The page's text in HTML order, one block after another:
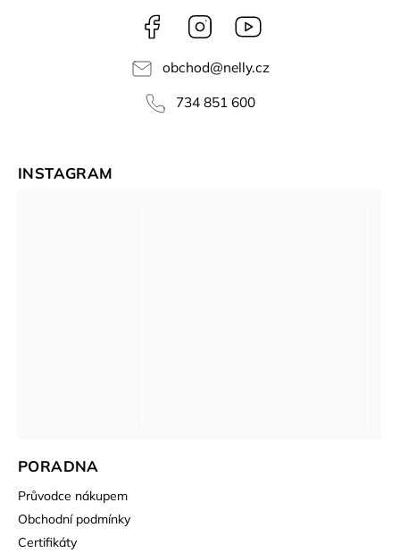
Facebook Instagram
obchod@nelly.cz
734 851 600
PORADNA
Průvodce nákupem
Obchodní podmínky
Certifikáty
INSTAGRAM